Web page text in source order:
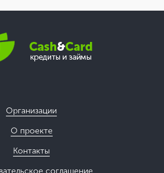
Организации
О проекте
Контакты
соглашение